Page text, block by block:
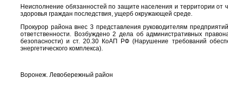
Неисполнение обязанностей по защите населения и территории от
здоровья граждан последствия, ущерб окружающей среде.
Прокурор района внес 3 представления руководителям
ответственности. Возбуждено 2 дела об административных
безопасности) и ст. 20.30 КоАП РФ (Нарушение требований
энергетического комплекса).
Воронеж. Левобережный район